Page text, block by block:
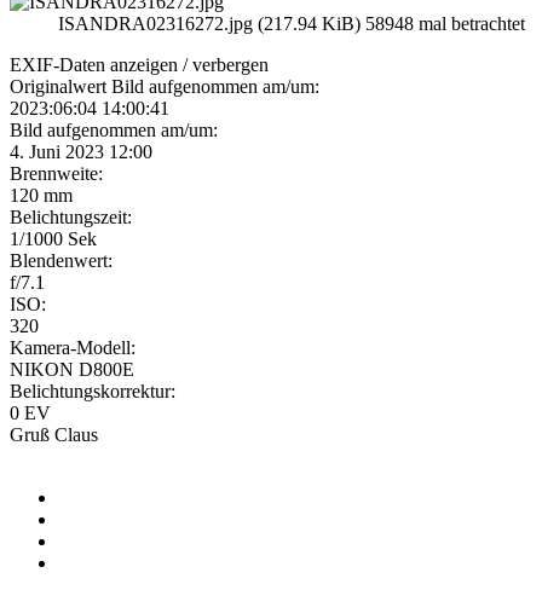
ISANDRA02316272.jpg (217.94 KiB) 58948 mal betrachtet
EXIF-Daten anzeigen / verbergen
Originalwert Bild aufgenommen am/um:
2023:06:04 14:00:41
Bild aufgenommen am/um:
4. Juni 2023 12:00
Brennweite:
120 mm
Belichtungszeit:
1/1000 Sek
Blendenwert:
f/7.1
ISO:
320
Kamera-Modell:
NIKON D800E
Belichtungskorrektur:
0 EV
Gruß Claus